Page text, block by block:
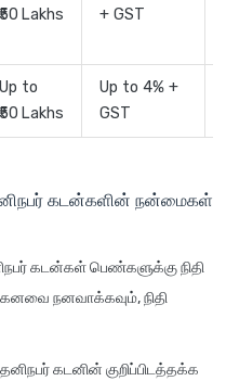
₹50 Lakhs
+ GST
Up to
₹50 Lakhs
Up to 4% +
GST
கடன்களின் நன்மைகள்
கடன்கள் பெண்களுக்கு நிதி
நனவாக்கவும், நிதி
கடனின் குறிப்பிடத்தக்க